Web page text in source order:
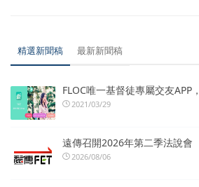
精選新聞稿 最新新聞稿
FLOC唯一基督徒專屬交友APP
2021/03/29
遠傳召開2026年第二季法說會
2026/08/06